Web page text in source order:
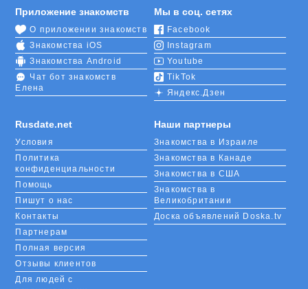
Rusdate.net
Условия
Политика
конфиденциальности
Помощь
Пишут о нас
Контакты
Партнерам
Полная версия
Отзывы клиентов
Для людей с
Приложение знакомств
О приложении знакомств
Знакомства iOS
Знакомства Android
Чат бот знакомств
Елена
Мы в соц. сетях
Facebook
Instagram
Youtube
TikTok
Яндекс.Дзен
Наши партнеры
Знакомства в Израиле
Знакомства в Канаде
Знакомства в США
Знакомства в
Великобритании
Доска объявлений Doska.tv